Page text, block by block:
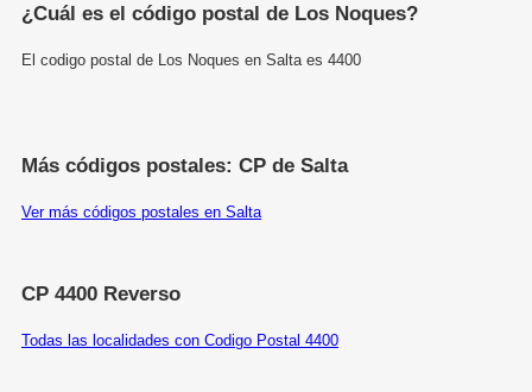
¿Cuál es el código postal de Los Noques?
El codigo postal de Los Noques en Salta es 4400
Más códigos postales: CP de Salta
Ver más códigos postales en Salta
CP 4400 Reverso
Todas las localidades con Codigo Postal 4400